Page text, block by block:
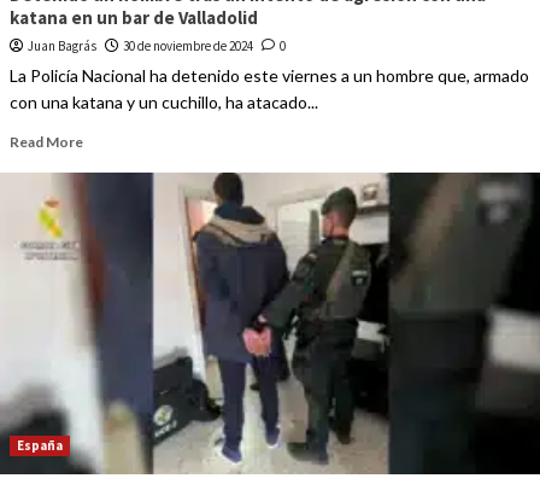
katana en un bar de Valladolid
Juan Bagrás 30 de noviembre de 2024 0
La Policía Nacional ha detenido este viernes a un hombre que, armado
con una katana y un cuchillo, ha atacado...
Read More
España